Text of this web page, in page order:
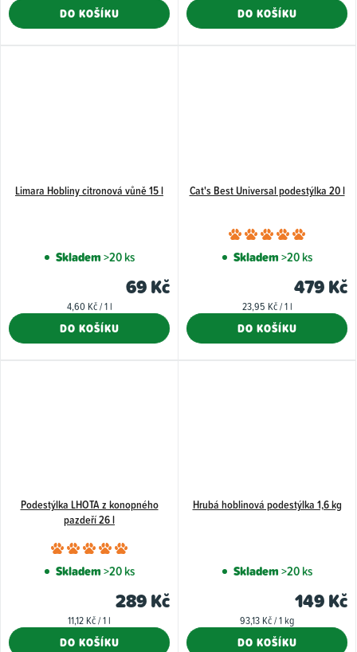
DO KOŠÍKU DO KOŠÍKU
Limara Hobliny citronová vůně 15 l
Skladem>20 ks
69 Kč
Měrná
4,60 Kč / 1 l
DO KOŠÍKU
Cat's Best Universal podestýlka 20 l
je
5,0
Skladem>20 ks
479 Kč
Měrná
23,95 Kč / 1 l
DO KOŠÍKU
Podestýlka LHOTA z konopného
pazdeří 26 l
Průměrné
hodnocení
je
5,0
Skladem>20 ks
289 Kč
Měrná
11,12 Kč / 1 l
DO KOŠÍKU
Hrubá hoblinová podestýlka 1,6 kg
Skladem>20 ks
149 Kč
Měrná
93,13 Kč / 1 kg
DO KOŠÍKU